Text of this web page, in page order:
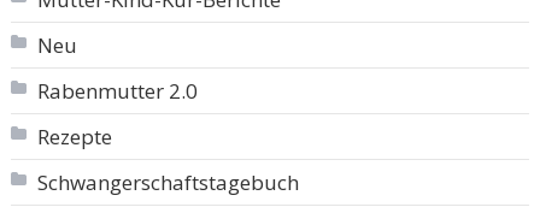
Neu
Rabenmutter 2.0
Rezepte
Schwangerschaftstagebuch